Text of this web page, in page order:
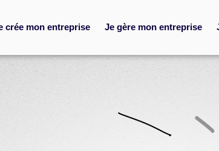
crée mon entreprise Je gère mon entreprise